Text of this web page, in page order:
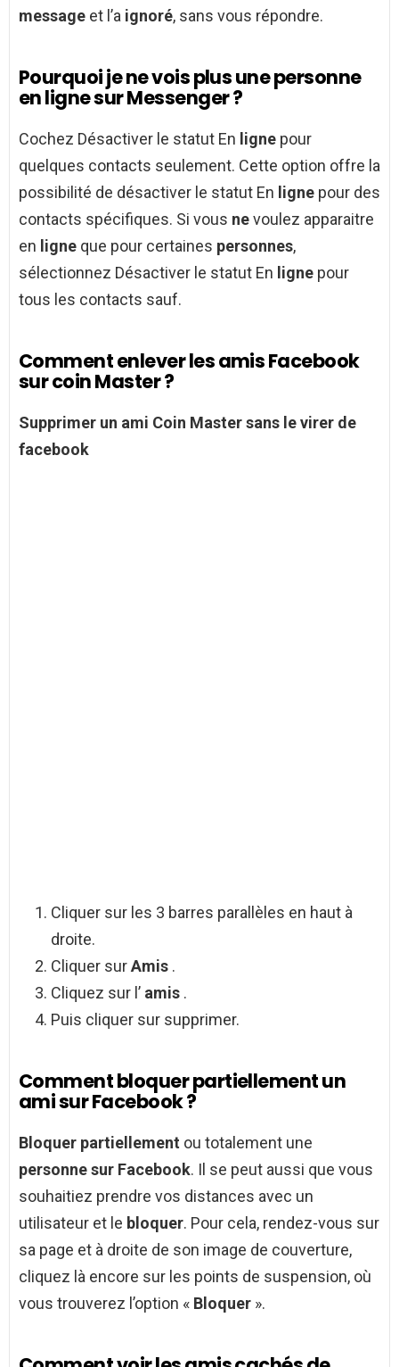
message et l’a ignoré, sans vous répondre.
Pourquoi je ne vois plus une personne
en ligne sur Messenger ?
Cochez Désactiver le statut En ligne pour
quelques contacts seulement. Cette option offre la
possibilité de désactiver le statut En ligne pour des
contacts spécifiques. Si vous nevoulez apparaitre
en ligne que pour certaines personnes,
sélectionnez Désactiver le statut En ligne pour
tous les contacts sauf.
Comment enlever les amis Facebook
sur coin Master ?
Supprimer un ami Coin Mastersans le virer de
facebook
Cliquer sur les 3 barres parallèles en haut à
droite.
Cliquer surAmis .
Cliquez sur l’ amis .
Puis cliquer sur supprimer.
Comment bloquer partiellement un
ami sur Facebook ?
Bloquer partiellement ou totalement une
personne sur Facebook. Il se peut aussi que vous
souhaitiez prendre vos distances avec un
utilisateur et le bloquer. Pour cela, rendez-vous sur
sa page et à droite de son image de couverture,
cliquez là encore sur les points de suspension, où
vous trouverez l’option « Bloquer ».